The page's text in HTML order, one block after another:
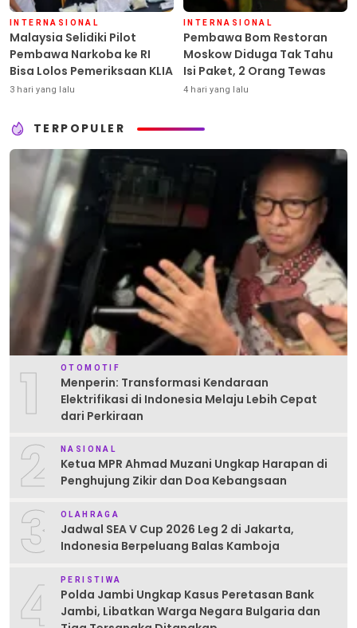
INTERNASIONAL
Malaysia Selidiki Pilot
Pembawa Narkoba ke RI
Bisa Lolos Pemeriksaan KLIA
3 hari yang lalu
INTERNASIONAL
Pembawa Bom Restoran
Moskow Diduga Tak Tahu
Isi Paket, 2 Orang Tewas
4 hari yang lalu
TERPOPULER
1 OTOMOTIF
Menperin: Transformasi Kendaraan
Elektrifikasi di Indonesia Melaju Lebih Cepat
dari Perkiraan
2 NASIONAL
Ketua MPR Ahmad Muzani Ungkap Harapan di
Penghujung Zikir dan Doa Kebangsaan
3 OLAHRAGA
Jadwal SEA V Cup 2026 Leg 2 di Jakarta,
Indonesia Berpeluang Balas Kamboja
4 PERISTIWA
Polda Jambi Ungkap Kasus Peretasan Bank
Jambi, Libatkan Warga Negara Bulgaria dan